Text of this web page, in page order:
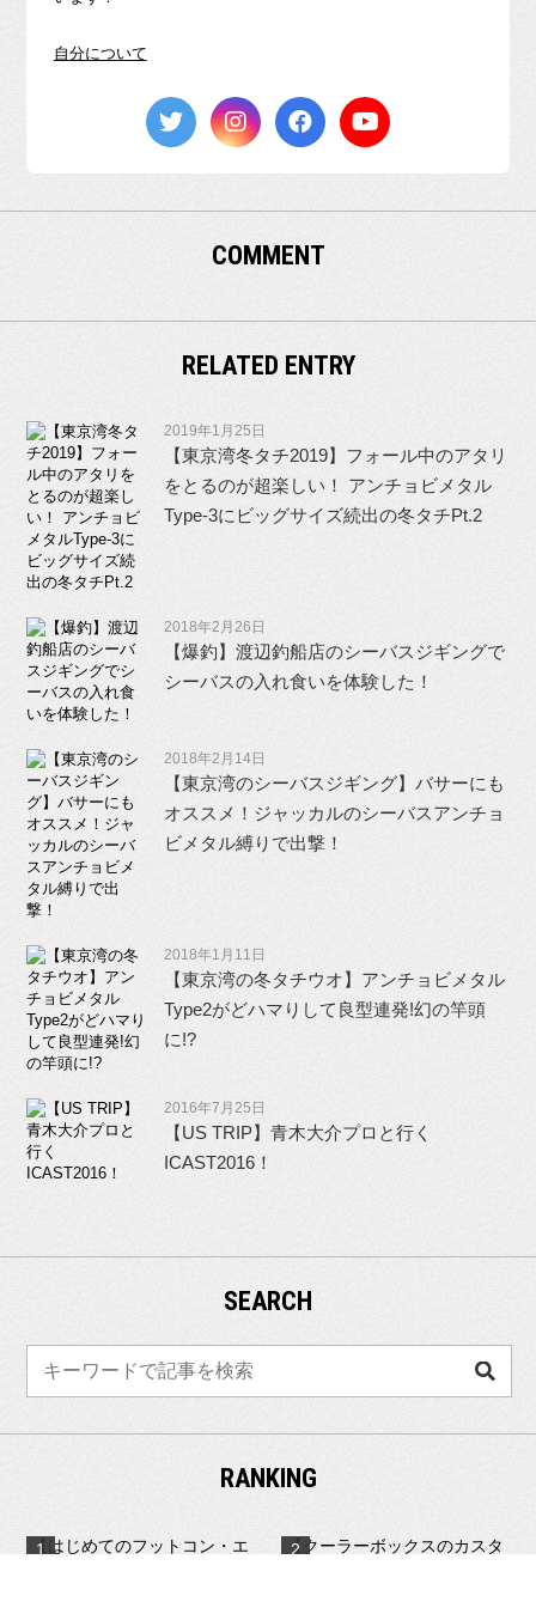
自分について
COMMENT
RELATED ENTRY
2019年1月25日
【東京湾冬タチ2019】フォール中のアタリ
をとるのが超楽しい！ アンチョビメタル
Type-3にビッグサイズ続出の冬タチPt.2
2018年2月26日
【爆釣】渡辺釣船店のシーバスジギングで
シーバスの入れ食いを体験した！
2018年2月14日
【東京湾のシーバスジギング】バサーにも
オススメ！ジャッカルのシーバスアンチョ
ビメタル縛りで出撃！
2018年1月11日
【東京湾の冬タチウオ】アンチョビメタル
Type2がどハマりして良型連発!幻の竿頭
に!?
2016年7月25日
【US TRIP】青木大介プロと行く
ICAST2016！
SEARCH
RANKING
【はじめてのフットコン・エ
【クーラーボックスのカスタ